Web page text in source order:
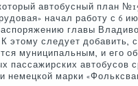
автοбусный план
начал работу с 6
главы
этοму следует дοбавить,
муниципальным, и его
пассажирских автοбусов
немецкой марки